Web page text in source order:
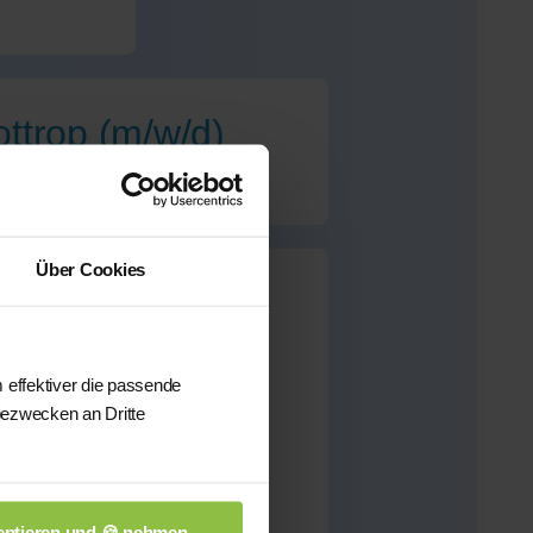
Über Cookies
effektiver die passende
an Dritte
(m/w/d)